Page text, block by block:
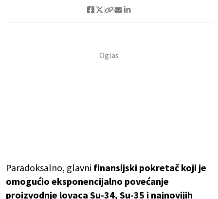
Paradoksalno, glavni finansijski pokretač koji je
omogućio eksponencijalno povećanje
proizvodnje lovaca Su-34, Su-35 i najnovijih